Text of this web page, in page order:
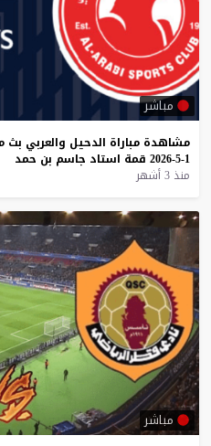
مباشر
مشاهدة مباراة الدحيل والعربي بث
1-5-2026
قمة استاد جاسم بن حمد
منذ 3 أشهر
مباشر